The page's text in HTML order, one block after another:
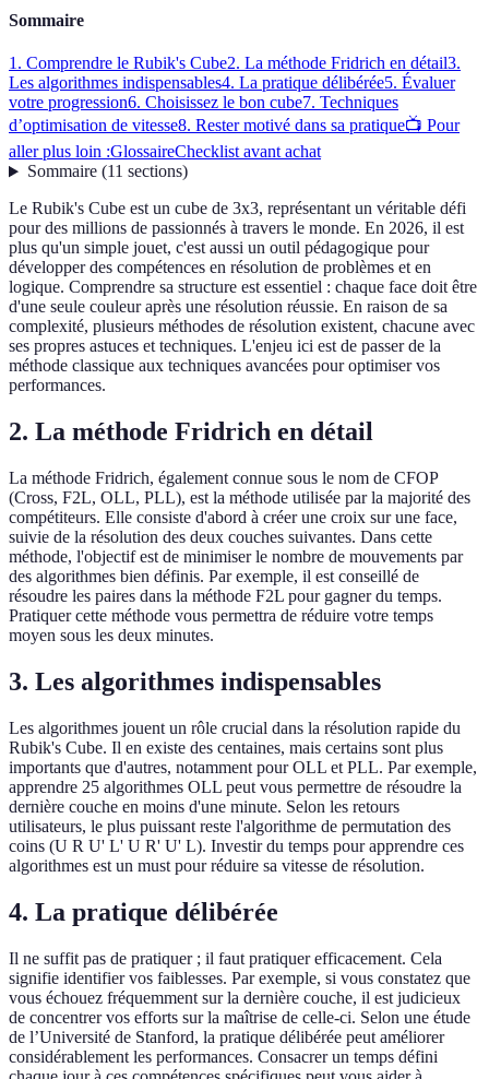
Sommaire
1. Comprendre le Rubik's Cube2. La méthode Fridrich en détail3.
Les algorithmes indispensables4. La pratique délibérée5. Évaluer
votre progression6. Choisissez le bon cube7. Techniques
d’optimisation de vitesse8. Rester motivé dans sa pratique📺 Pour
aller plus loin :GlossaireChecklist avant achat
Sommaire(11 sections)
Le Rubik's Cube est un cube de 3x3, représentant un véritable défi
pour des millions de passionnés à travers le monde. En 2026, il est
plus qu'un simple jouet, c'est aussi un outil pédagogique pour
développer des compétences en résolution de problèmes et en
logique. Comprendre sa structure est essentiel : chaque face doit être
d'une seule couleur après une résolution réussie. En raison de sa
complexité, plusieurs méthodes de résolution existent, chacune avec
ses propres astuces et techniques. L'enjeu ici est de passer de la
méthode classique aux techniques avancées pour optimiser vos
performances.
2. La méthode Fridrich en détail
La méthode Fridrich, également connue sous le nom de CFOP
(Cross, F2L, OLL, PLL), est la méthode utilisée par la majorité des
compétiteurs. Elle consiste d'abord à créer une croix sur une face,
suivie de la résolution des deux couches suivantes. Dans cette
méthode, l'objectif est de minimiser le nombre de mouvements par
des algorithmes bien définis. Par exemple, il est conseillé de
résoudre les paires dans la méthode F2L pour gagner du temps.
Pratiquer cette méthode vous permettra de réduire votre temps
moyen sous les deux minutes.
3. Les algorithmes indispensables
Les algorithmes jouent un rôle crucial dans la résolution rapide du
Rubik's Cube. Il en existe des centaines, mais certains sont plus
importants que d'autres, notamment pour OLL et PLL. Par exemple,
apprendre 25 algorithmes OLL peut vous permettre de résoudre la
dernière couche en moins d'une minute. Selon les retours
utilisateurs, le plus puissant reste l'algorithme de permutation des
coins (U R U' L' U R' U' L). Investir du temps pour apprendre ces
algorithmes est un must pour réduire sa vitesse de résolution.
4. La pratique délibérée
Il ne suffit pas de pratiquer ; il faut pratiquer efficacement. Cela
signifie identifier vos faiblesses. Par exemple, si vous constatez que
vous échouez fréquemment sur la dernière couche, il est judicieux
de concentrer vos efforts sur la maîtrise de celle-ci. Selon une étude
de l’Université de Stanford, la pratique délibérée peut améliorer
considérablement les performances. Consacrer un temps défini